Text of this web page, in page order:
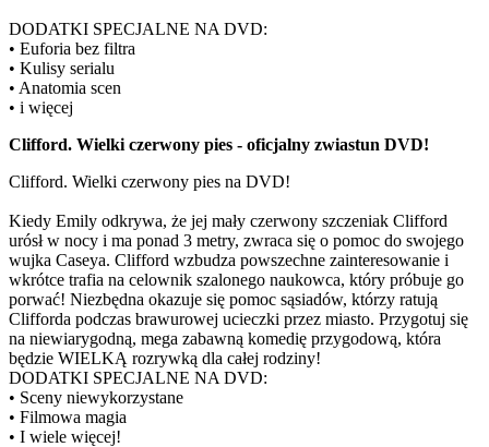
DODATKI SPECJALNE NA DVD:
• Euforia bez filtra
• Kulisy serialu
• Anatomia scen
• i więcej
Clifford. Wielki czerwony pies - oficjalny zwiastun DVD!
Clifford. Wielki czerwony pies na DVD!
Kiedy Emily odkrywa, że jej mały czerwony szczeniak Clifford
urósł w nocy i ma ponad 3 metry, zwraca się o pomoc do swojego
wujka Caseya. Clifford wzbudza powszechne zainteresowanie i
wkrótce trafia na celownik szalonego naukowca, który próbuje go
porwać! Niezbędna okazuje się pomoc sąsiadów, którzy ratują
Clifforda podczas brawurowej ucieczki przez miasto. Przygotuj się
na niewiarygodną, mega zabawną komedię przygodową, która
będzie WIELKĄ rozrywką dla całej rodziny!
DODATKI SPECJALNE NA DVD:
• Sceny niewykorzystane
• Filmowa magia
• I wiele więcej!